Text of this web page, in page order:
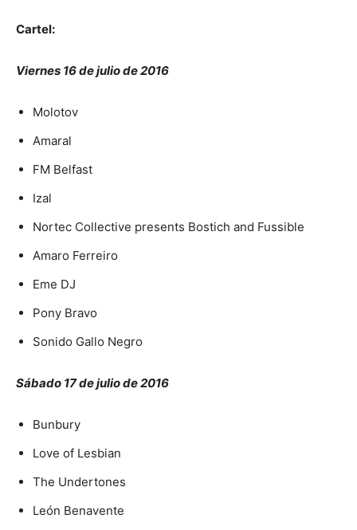
Cartel:
Viernes 16 de julio de 2016
Molotov
Amaral
FM Belfast
Izal
Nortec Collective presents Bostich and Fussible
Amaro Ferreiro
Eme DJ
Pony Bravo
Sonido Gallo Negro
Sábado 17 de julio de 2016
Bunbury
Love of Lesbian
The Undertones
León Benavente